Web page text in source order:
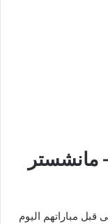
مانشستر
قبل مباراتهم اليوم